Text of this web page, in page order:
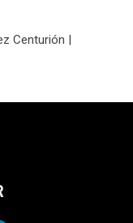
Centurión |